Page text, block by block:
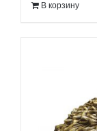
В корзину